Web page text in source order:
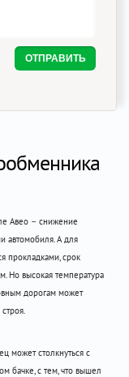
Авео – снижение
автомобиля. А для
прокладками, срок
Но высокая температура
дорогам может
может столкнуться с
бачке, с тем, что вышел